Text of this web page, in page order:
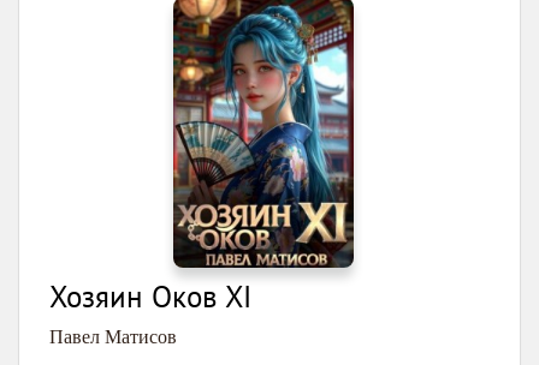
Хозяин Оков XI
Павел Матисов